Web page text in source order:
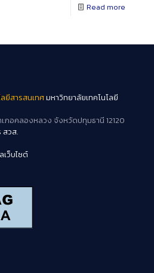
Read more
ยีสารสนเทศมหาวิทยาลัยเทคโนโลยี
ภอคลองหลวง จังหวัดปทุมธานี 12120
สวส.
ว็บไซต์